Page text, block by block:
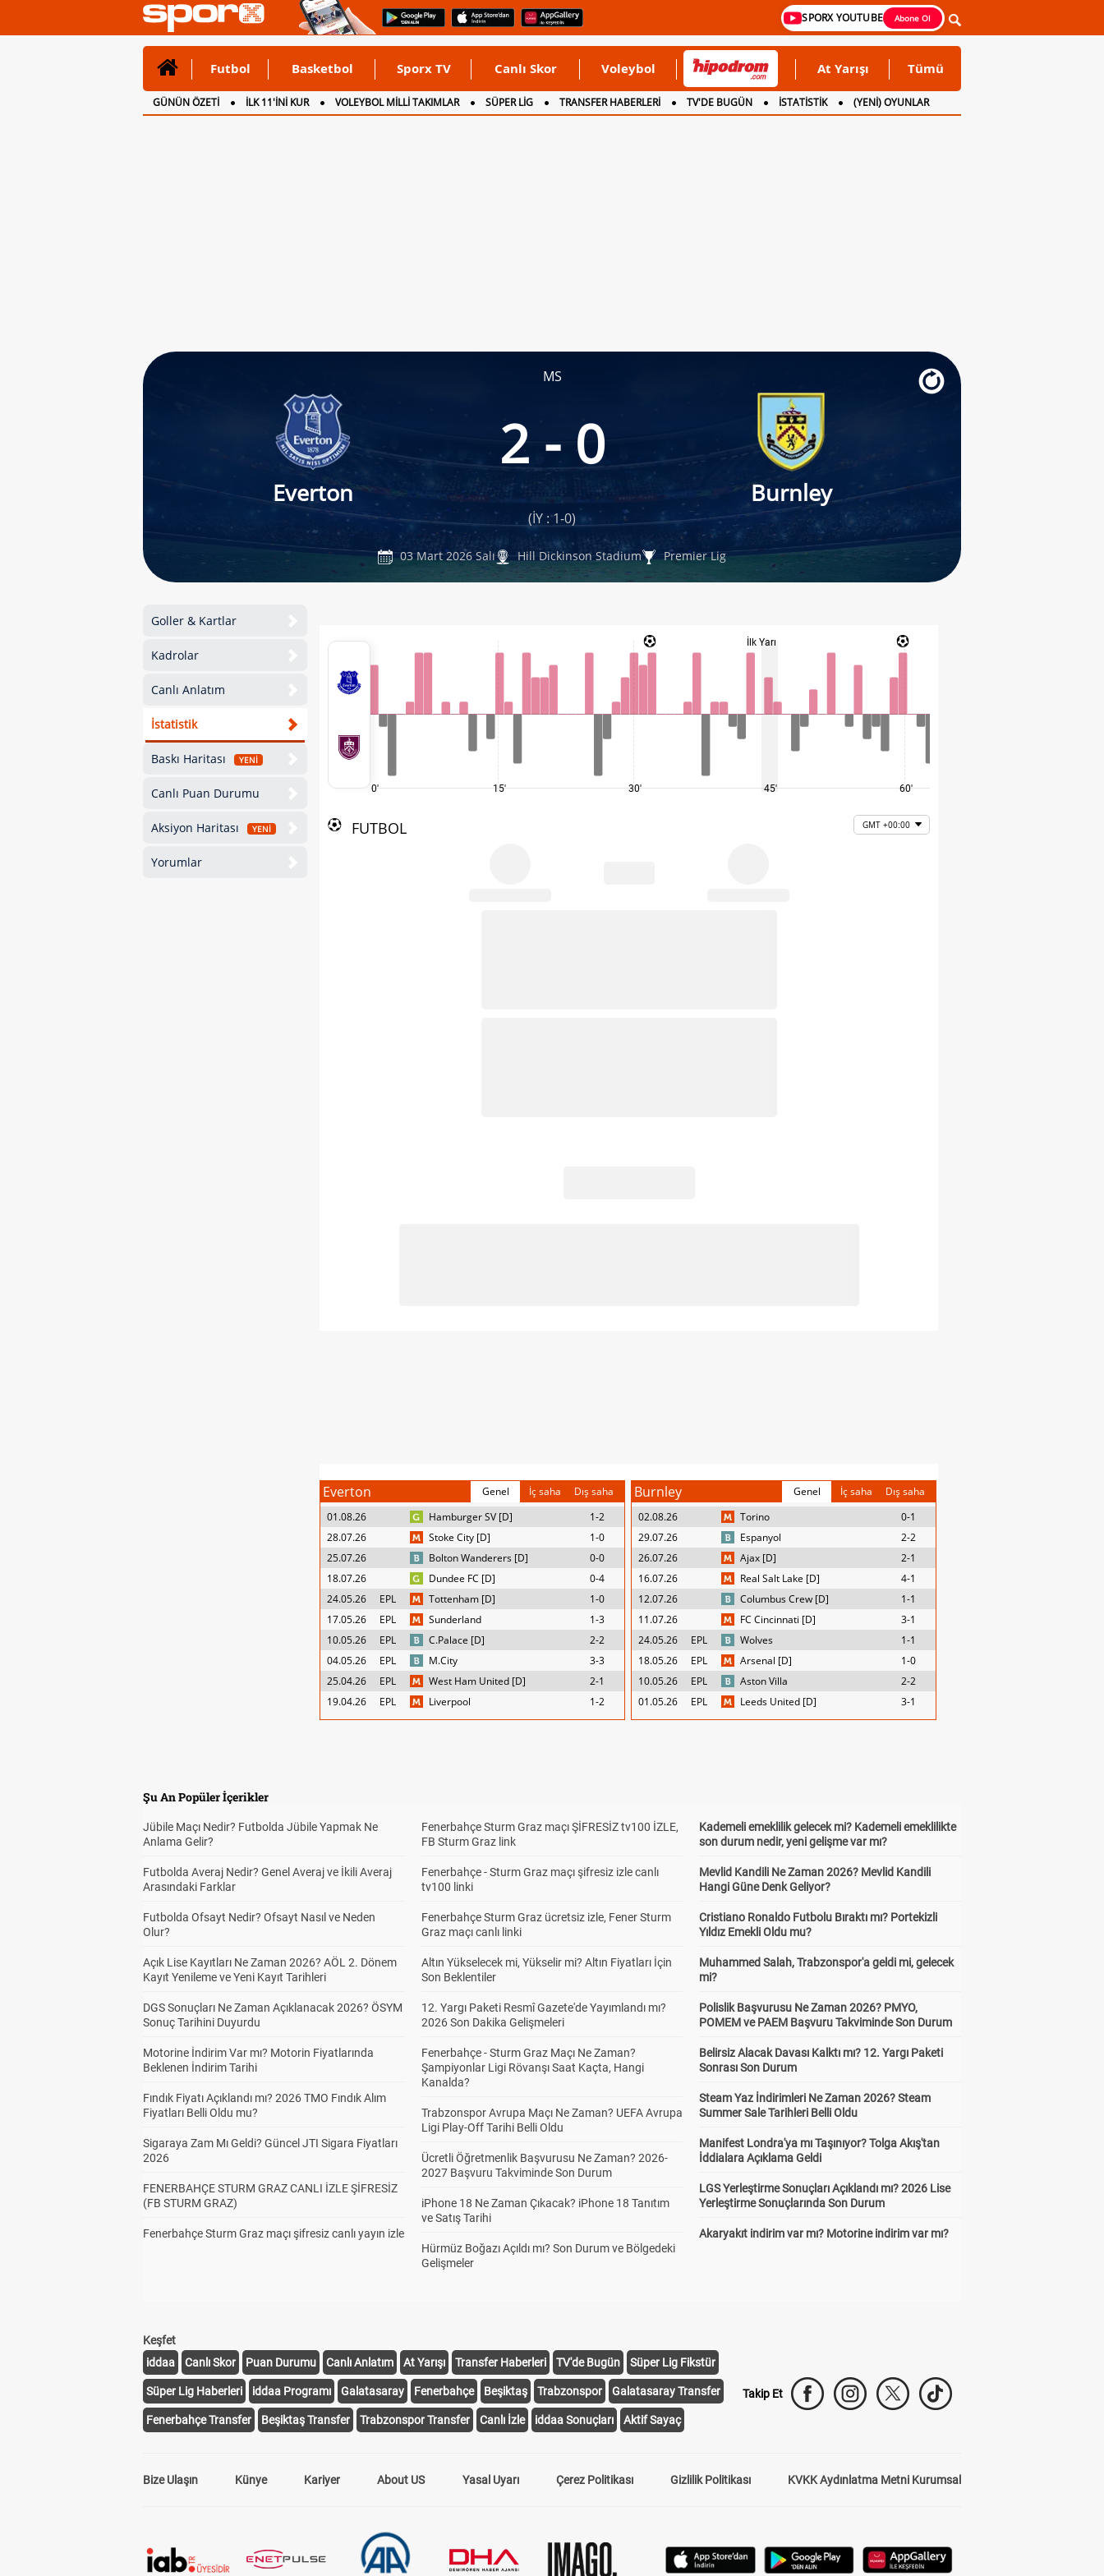
SPORX YOUTUBE Abone Ol
Futbol Basketbol Sporx TV Canlı Skor Voleybol At Yarışı Tümü
GÜNÜN ÖZETİ İLK 11'İNİ KUR VOLEYBOL MİLLİ TAKIMLAR SÜPER LİG TRANSFER HABERLERİ TV'DE BUGÜN İSTATİSTİK
(YENİ) OYUNLAR
CANLI ANLATIM
İNGİLTERE
MS
Everton
2 - 0
Burnley
(İY : 1-0)
03 Mart 2026 Salı Hill Dickinson Stadium Premier Lig
Goller & Kartlar
Kadrolar
Canlı Anlatım
İstatistik
Baskı Haritası YENİ
Canlı Puan Durumu
Aksiyon Haritası YENİ
Yorumlar
0' 15' 30'
İlk Yarı
45' 60'
FUTBOL GMT +00:00
Everton Genel İç saha
Dış saha
01.08.26
Hamburger SV [D]
1-2
28.07.26
Stoke City [D]
1-0
25.07.26
Bolton Wanderers [D]
0-0
18.07.26
Dundee FC [D]
0-4
24.05.26
EPL Tottenham [D]
1-0
17.05.26
EPL Sunderland
1-3
10.05.26
EPL C.Palace [D]
2-2
04.05.26
EPL M.City
3-3
25.04.26
EPL West Ham United [D]
2-1
19.04.26
EPL Liverpool 1-2
Burnley Genel İç saha
Dış saha
02.08.26
Torino
0-1
29.07.26
Espanyol
2-2
26.07.26
Ajax [D]
2-1
16.07.26
Real Salt Lake [D]
4-1
12.07.26
Columbus Crew [D]
1-1
11.07.26
FC Cincinnati [D]
3-1
24.05.26
EPL Wolves
1-1
18.05.26
EPL Arsenal [D]
1-0
10.05.26
EPL Aston Villa
2-2
01.05.26
EPL Leeds United [D] 3-1
Şu An Popüler İçerikler
Jübile Maçı Nedir? Futbolda Jübile Yapmak Ne
Anlama Gelir?
Futbolda Averaj Nedir? Genel Averaj ve İkili Averaj
Arasındaki Farklar
Futbolda Ofsayt Nedir? Ofsayt Nasıl ve Neden
Olur?
Açık Lise Kayıtları Ne Zaman 2026? AÖL 2. Dönem
Kayıt Yenileme ve Yeni Kayıt Tarihleri
DGS Sonuçları Ne Zaman Açıklanacak 2026? ÖSYM
Sonuç Tarihini Duyurdu
Motorine İndirim Var mı? Motorin Fiyatlarında
Beklenen İndirim Tarihi
Fındık Fiyatı Açıklandı mı? 2026 TMO Fındık Alım
Fiyatları Belli Oldu mu?
Sigaraya Zam Mı Geldi? Güncel JTI Sigara Fiyatları
2026
FENERBAHÇE STURM GRAZ CANLI İZLE ŞİFRESİZ
(FB STURM GRAZ)
Fenerbahçe Sturm Graz maçı şifresiz canlı yayın izle
Fenerbahçe Sturm Graz maçı ŞİFRESİZ tv100 İZLE,
FB Sturm Graz link
Fenerbahçe - Sturm Graz maçı şifresiz izle canlı
tv100 linki
Fenerbahçe Sturm Graz ücretsiz izle, Fener Sturm
Graz maçı canlı linki
Altın Yükselecek mi, Yükselir mi? Altın Fiyatları İçin
Son Beklentiler
12. Yargı Paketi Resmî Gazete'de Yayımlandı mı?
2026 Son Dakika Gelişmeleri
Fenerbahçe - Sturm Graz Maçı Ne Zaman?
Şampiyonlar Ligi Rövanşı Saat Kaçta, Hangi
Kanalda?
Trabzonspor Avrupa Maçı Ne Zaman? UEFA Avrupa
Ligi Play-Off Tarihi Belli Oldu
Ücretli Öğretmenlik Başvurusu Ne Zaman? 2026-
2027 Başvuru Takviminde Son Durum
iPhone 18 Ne Zaman Çıkacak? iPhone 18 Tanıtım
ve Satış Tarihi
Hürmüz Boğazı Açıldı mı? Son Durum ve Bölgedeki
Gelişmeler
Kademeli emeklilik gelecek mi? Kademeli emeklilikte
son durum nedir, yeni gelişme var mı?
Mevlid Kandili Ne Zaman 2026? Mevlid Kandili
Hangi Güne Denk Geliyor?
Cristiano Ronaldo Futbolu Bıraktı mı? Portekizli
Yıldız Emekli Oldu mu?
Muhammed Salah, Trabzonspor'a geldi mi, gelecek
mi?
Polislik Başvurusu Ne Zaman 2026? PMYO,
POMEM ve PAEM Başvuru Takviminde Son Durum
Belirsiz Alacak Davası Kalktı mı? 12. Yargı Paketi
Sonrası Son Durum
Steam Yaz İndirimleri Ne Zaman 2026? Steam
Summer Sale Tarihleri Belli Oldu
Manifest Londra'ya mı Taşınıyor? Tolga Akış'tan
İddialara Açıklama Geldi
LGS Yerleştirme Sonuçları Açıklandı mı? 2026 Lise
Yerleştirme Sonuçlarında Son Durum
Akaryakıt indirim var mı? Motorine indirim var mı?
Keşfet
iddaa
Canlı Skor Puan Durumu Canlı Anlatım At Yarışı Transfer Haberleri TV'de Bugün Süper Lig Fikstür
Süper Lig Haberleri iddaa Programı Galatasaray Fenerbahçe Beşiktaş Trabzonspor Galatasaray Transfer
Fenerbahçe Transfer Beşiktaş Transfer Trabzonspor Transfer Canlı İzle iddaa Sonuçları Aktif Sayaç
Takip Et
Bize Ulaşın Künye Kariyer About US Yasal Uyarı Çerez Politikası Gizlilik Politikası KVKK Aydınlatma Metni Kurumsal